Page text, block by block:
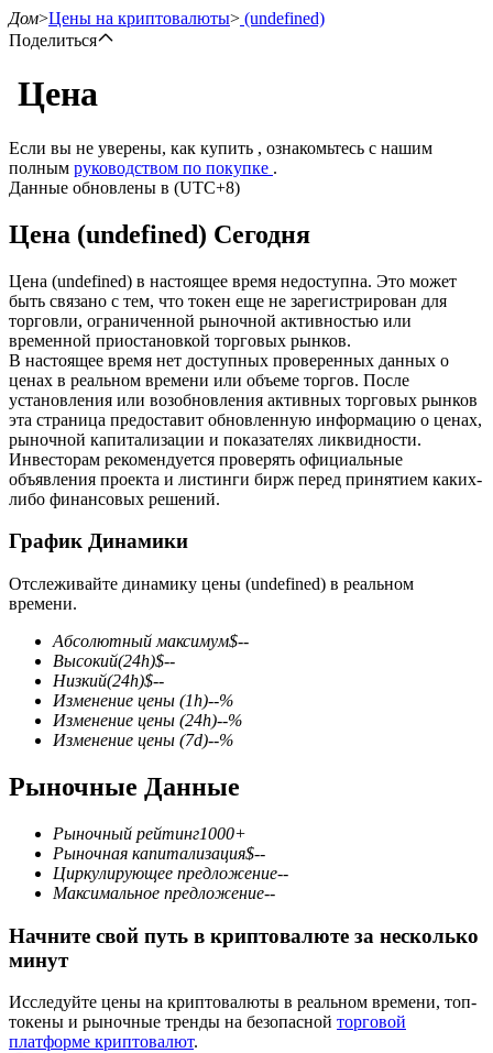
USDT-фьючерсы
Фьючерсы с использованием USDT в качестве
обеспечения
Фьючерсы на COIN-M
Криптовалютные фьючерсы
TradFi
Деривативы на акции, форекс, драгоценные металлы и
сырьевые товары
USDC фьючерсы
Дом>Цены на криптовалюты> (undefined)
Поделиться
Цена
Если вы не уверены, как купить , ознакомьтесь с нашим
полным руководством по покупке .
Данные обновлены в (UTC+8)
Цена (undefined) Сегодня
Цена (undefined) в настоящее время недоступна. Это может
быть связано с тем, что токен еще не зарегистрирован для
торговли, ограниченной рыночной активностью или
временной приостановкой торговых рынков.
В настоящее время нет доступных проверенных данных о
ценах в реальном времени или объеме торгов. После
установления или возобновления активных торговых рынков
эта страница предоставит обновленную информацию о ценах,
рыночной капитализации и показателях ликвидности.
Инвесторам рекомендуется проверять официальные
объявления проекта и листинги бирж перед принятием каких-
либо финансовых решений.
График Динамики
Отслеживайте динамику цены (undefined) в реальном
времени.
Абсолютный максимум$--
Высокий(24h)$--
Низкий(24h)$--
Изменение цены (1h)--%
Изменение цены (24h)--%
Изменение цены (7d)--%
Рыночные Данные
Рыночный рейтинг1000+
Рыночная капитализация$--
Циркулирующее предложение--
Максимальное предложение--
Начните свой путь в криптовалюте за несколько
минут
Исследуйте цены на криптовалюты в реальном времени, топ-
токены и рыночные тренды на безопасной торговой
платформе криптовалют.